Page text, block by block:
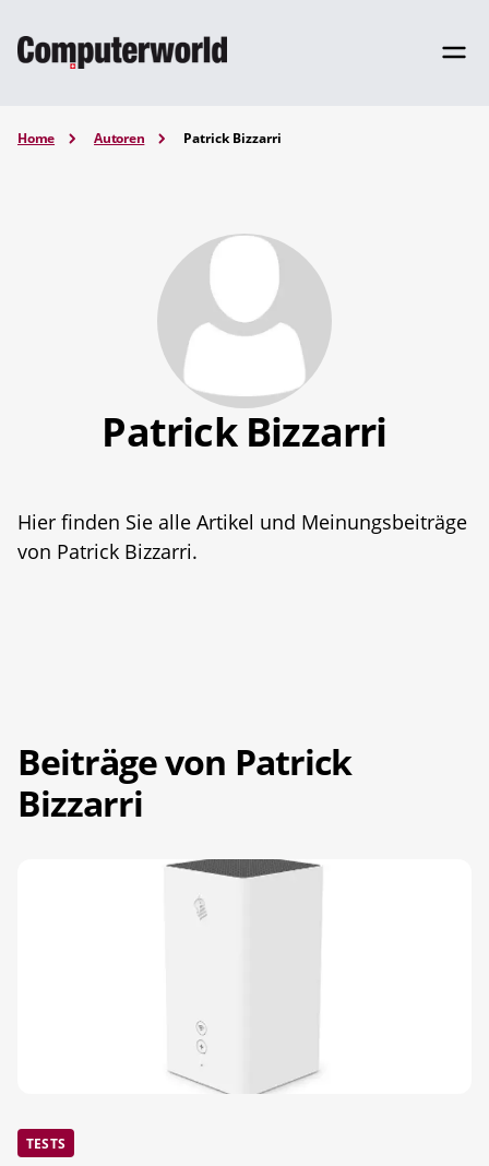
Home Autoren Patrick Bizzarri
Patrick Bizzarri
Hier finden Sie alle Artikel und Meinungsbeiträge
von Patrick Bizzarri.
Beiträge von Patrick
Bizzarri
TESTS